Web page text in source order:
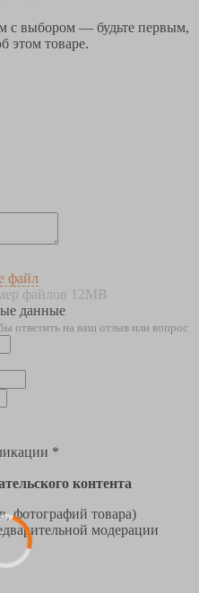
с выбором — будьте первым,
этом товаре.
файл
файлов 12MB
данные
ответить на ваш отзыв или вопрос
*
контента
фотографий товара)
модерации